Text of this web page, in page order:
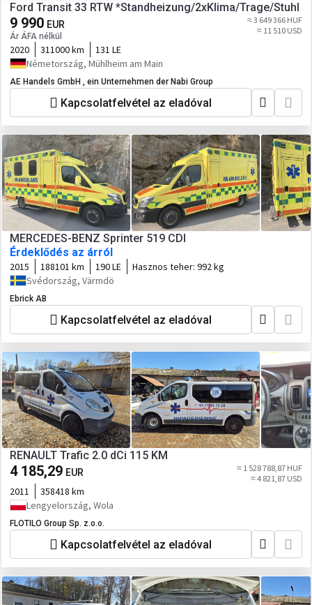
Ford Transit 33 RTW *Standheizung/2xKlima/Trage/Stuhl
9 990 EUR
Ár ÁFA nélkül
≈ 3 649 366 HUF
≈ 11 510 USD
2020 311000 km
131 LE
Németország, Mühlheim am Main
AE Handels GmbH , ein Unternehmen der Nabi Group
Kapcsolatfelvétel az eladóval
MERCEDES-BENZ Sprinter 519 CDI
Érdeklődés az árról
2015 188101 km 190 LE Hasznos teher: 992 kg
Svédország, Värmdö
Ebrick AB
Kapcsolatfelvétel az eladóval
RENAULT Trafic 2.0 dCi 115 KM
4 185,29 EUR
≈ 1 528 788,87 HUF
≈ 4 821,87 USD
2011
358418 km
Lengyelország, Wola
FLOTILO Group Sp. z.o.o.
Kapcsolatfelvétel az eladóval